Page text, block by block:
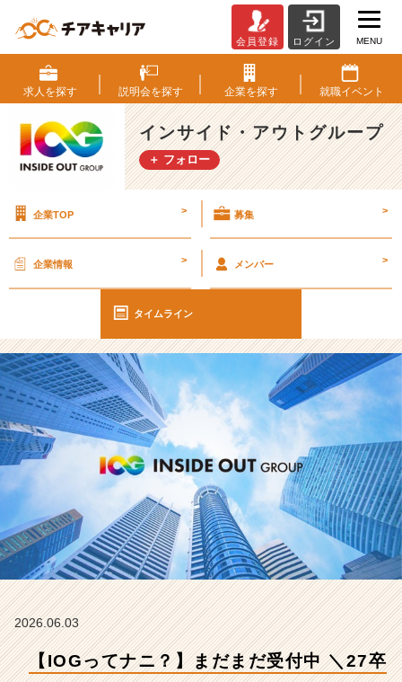
O
G
っ
て
ナ
ニ？】
だ
中
＼
7
卒
本
選
考
の
特
を
公
開
／
【イ
ド・
ア
会員登録 ログイン MENU
求人を探す 説明会を探す 企業を探す 就職イベント
インサイド・アウトグループ
＋ フォロー
企業TOP > 募集 >
企業情報 > メンバー >
タイムライン
2026.06.03
【IOGってナニ？】まだまだ受付中 ＼27卒